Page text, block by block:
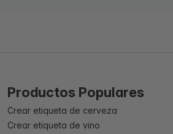
Productos Populares
Crear etiqueta de cerveza
Crear etiqueta de vino